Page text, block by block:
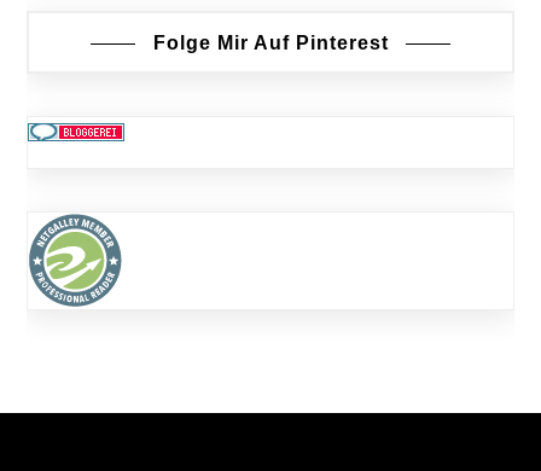
Folge Mir Auf Pinterest